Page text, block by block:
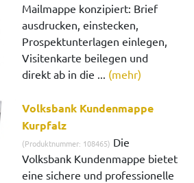
Mailmappe konzipiert: Brief
ausdrucken, einstecken,
Prospektunterlagen einlegen,
Visitenkarte beilegen und
direkt ab in die ... (mehr)
Volksbank Kundenmappe
Kurpfalz
(Produktnummer: 108465) Die
Volksbank Kundenmappe bietet
eine sichere und professionelle